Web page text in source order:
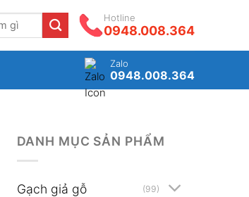
Hotline
0948.008.364
Zalo
0948.008.364
DANH MỤC SẢN PHẨM
Gạch giả gỗ (99)